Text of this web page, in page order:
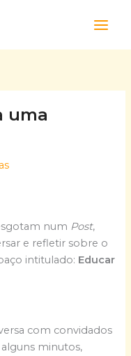
uma
num Post,
e refletir sobre o
intitulado: Educar
com convidados
minutos,